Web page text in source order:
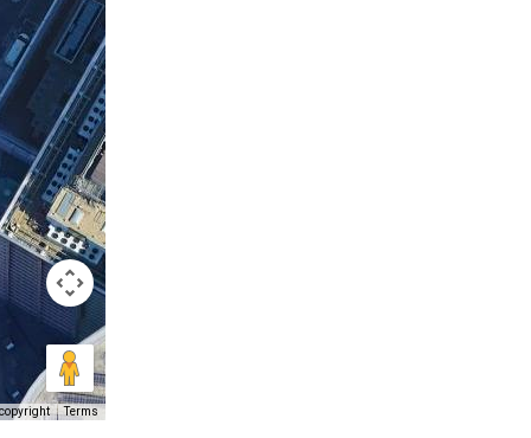
Terms